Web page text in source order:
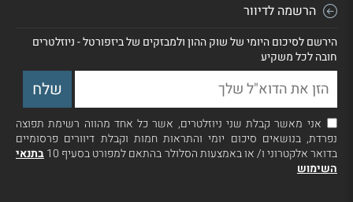
הרשמה לדיוור
הירשם לסיכום היומי של שוק ההון ולמבזקים של ביזפורטל - ניוזלטרים
חובה לכל משקיע
אני מאשר קבלת שני ניוזלטרים, אשר כל אחד מהווה רשימת תפוצה
נפרדת, בנושאים סיכום יומי והתראות חמות וקבלת דיוורים פרסומיים
בדואר אלקטרוני ו/ או באמצעות הסלולר בהתאם למפורט בסעיף 10
בתנאי
השימוש